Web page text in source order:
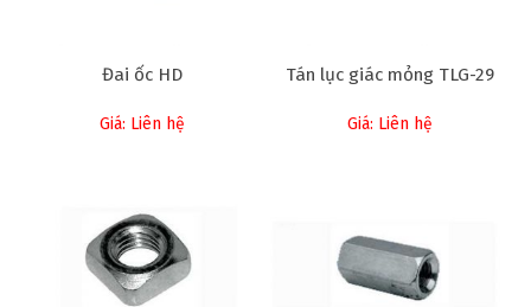
Đai ốc HD
Giá: Liên hệ
Tán lục giác mỏng TLG-29
Giá: Liên hệ